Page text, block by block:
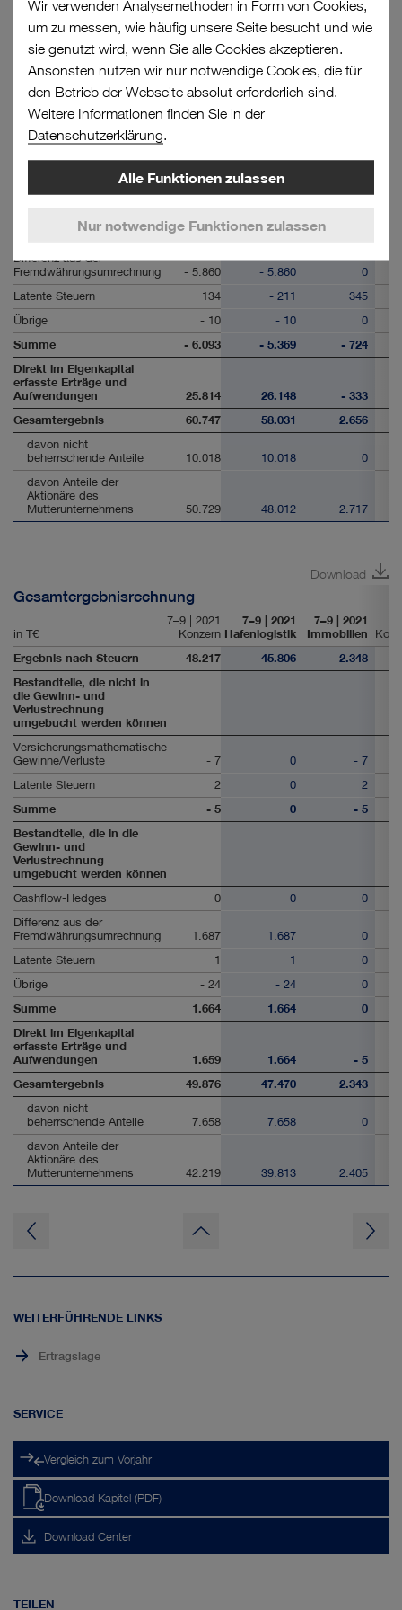
Wir verwenden Analysemethoden in Form von Cookies,
um zu messen, wie häufig unsere Seite besucht und wie
sie genutzt wird, wenn Sie alle Cookies akzeptieren.
Ansonsten nutzen wir nur notwendige Cookies, die für
den Betrieb der Webseite absolut erforderlich sind.
Weitere Informationen finden Sie in der
Datenschutzerklärung.
Alle Funktionen zulassen
Nur notwendige Funktionen zulassen
die Gewinn- und
Verlustrechnung
umgebucht werden können
Gewinne/Verluste
47.688 47.111
Latente Steuern
- 15.781 - 15.594
Summe
Verlustrechnung
Cashflow-Hedges - 357 712
Differenz aus der
Fremdwährungsumrechnung
- 5.860 - 5.860
0
Latente Steuern
134 - 211
345
Übrige
- 10 - 10 0
Summe - 6.093 - 5.369
- 724
Direkt im Eigenkapital
erfasste Erträge und
Aufwendungen
25.814 26.148
- 333
Gesamtergebnis
60.747 58.031 2.656
davon nicht
beherrschende Anteile
10.018 10.018
0
davon Anteile der
Aktionäre des
Mutterunternehmens
50.729 48.012 2.717
Download
Gesamtergebnisrechnung
in T€
7–9 | 2021
Konzern
7–9 | 2021
Hafenlogistik
7–9 | 2021
Immobilien
Ergebnis nach Steuern 48.217 45.806
2.348
Bestandteile, die nicht in
die Gewinn- und
Verlustrechnung
umgebucht werden können
Versicherungsmathematische
Gewinne/Verluste
- 7 0
- 7
Latente Steuern
2 0 2
Summe - 5 0
- 5
Bestandteile, die in die
Gewinn- und
Verlustrechnung
umgebucht werden können
Cashflow-Hedges 0 0
0
Differenz aus der
Fremdwährungsumrechnung
1.687 1.687
0
Latente Steuern
1 1
0
Übrige
- 24 - 24 0
Summe 1.664 1.664
0
Direkt im Eigenkapital
erfasste Erträge und
Aufwendungen
1.659 1.664
- 5
Gesamtergebnis
49.876 47.470 2.343
davon nicht
beherrschende Anteile
7.658 7.658
0
davon Anteile der
Aktionäre des
Mutterunternehmens
42.219 39.813 2.405
Seitenanfang
WEITERFÜHRENDE LINKS
Ertragslage
SERVICE
Vergleich zum Vorjahr
Download Kapitel (PDF)
Download Center
TEILEN